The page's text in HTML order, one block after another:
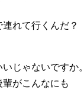
れて行くんだ？
じゃないですか。
がこんなにも